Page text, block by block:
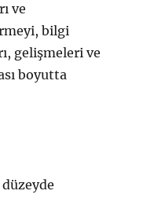
ve
bilgi
gelişmeleri ve
boyutta